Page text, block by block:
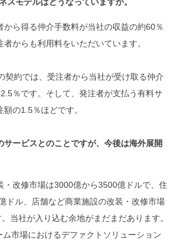
ら得る仲介手数料が当社の収益の約60％
からも利用料をいただいています。
約では、受注者から当社が受け取る仲介
％です。そして、発注者が支払う有料サ
の1.5％ほどです。
ービスとのことですが、今後は海外展開
改修市場は3000億から3500億ドルで、住
ドル、店舗など商業施設の改装・改修市場
当社が入り込む余地がまだまだあります。
市場におけるデファクトソリューション